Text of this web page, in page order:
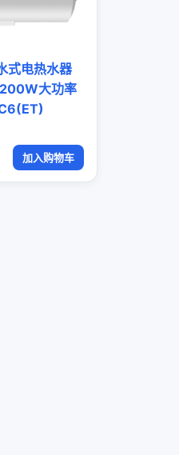
式电热水器
大功率
加入购物车